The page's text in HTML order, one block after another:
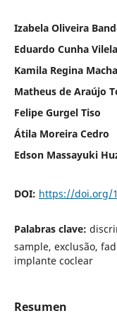
Izabela Oliveira
Eduardo Cunha Vilela
Kamila Regina
Matheus de Araújo
Felipe Gurgel Tiso
Átila Moreira Cedro
Edson Massayuki
DOI: https://doi.org/
Palabras clave:
sample, exclusão,
implante coclear
Resumen